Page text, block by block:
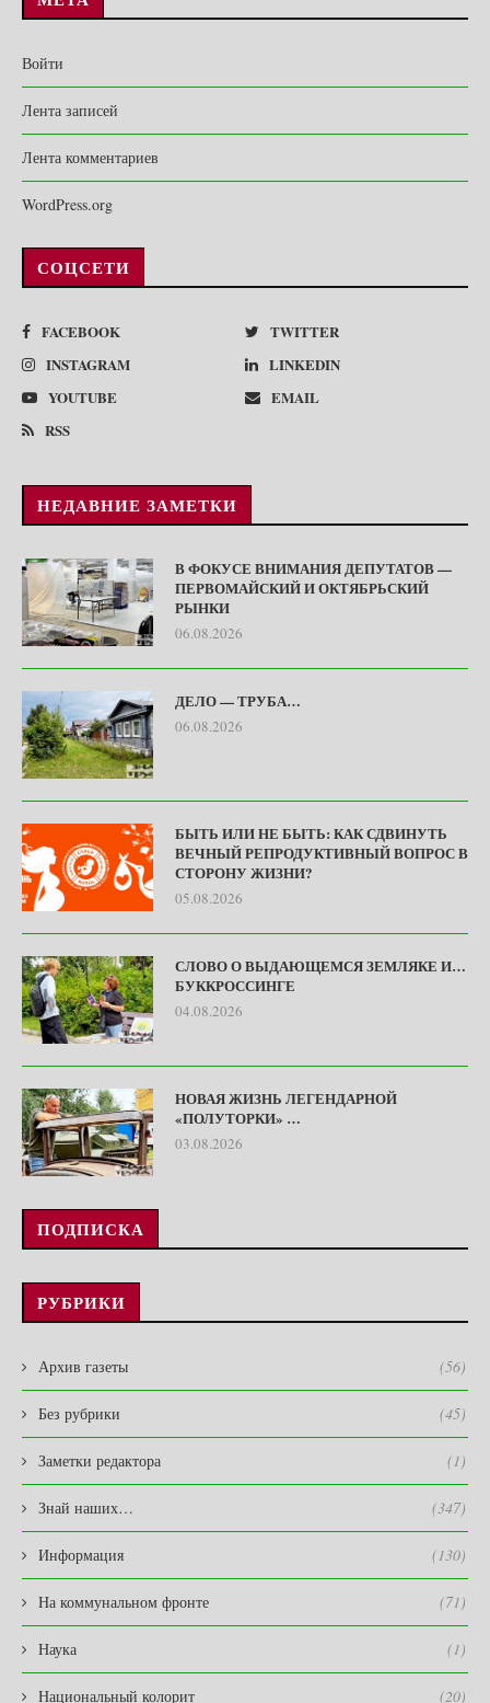
Войти
Лента записей
Лента комментариев
WordPress.org
СОЦСЕТИ
FACEBOOK
TWITTER
INSTAGRAM
LINKEDIN
YOUTUBE
EMAIL
RSS
НЕДАВНИЕ ЗАМЕТКИ
В ФОКУСЕ ВНИМАНИЯ ДЕПУТАТОВ —
ПЕРВОМАЙСКИЙ И ОКТЯБРЬСКИЙ
РЫНКИ
06.08.2026
ДЕЛО — ТРУБА…
06.08.2026
БЫТЬ ИЛИ НЕ БЫТЬ: КАК СДВИНУТЬ
ВЕЧНЫЙ РЕПРОДУКТИВНЫЙ ВОПРОС В
СТОРОНУ ЖИЗНИ?
05.08.2026
СЛОВО О ВЫДАЮЩЕМСЯ ЗЕМЛЯКЕ И…
БУККРОССИНГЕ
04.08.2026
НОВАЯ ЖИЗНЬ ЛЕГЕНДАРНОЙ
«ПОЛУТОРКИ» …
03.08.2026
ПОДПИСКА
РУБРИКИ
Архив газеты (56)
Без рубрики (45)
Заметки редактора (1)
Знай наших… (347)
Информация (130)
На коммунальном фронте (71)
Наука (1)
Национальный колорит (20)